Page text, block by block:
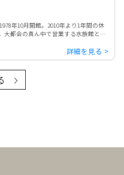
年10月開館。2010年より1年間の休
大都会の真ん中で営業する水族館とし